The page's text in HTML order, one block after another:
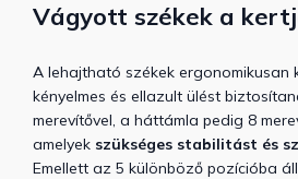
Vágyott székek a
A lehajtható székek
kényelmes és ellazult ülést
merevítővel, a háttámla pedig 8
amelyek szükséges stabilitást és
Emellett az 5 különböző pozícióba